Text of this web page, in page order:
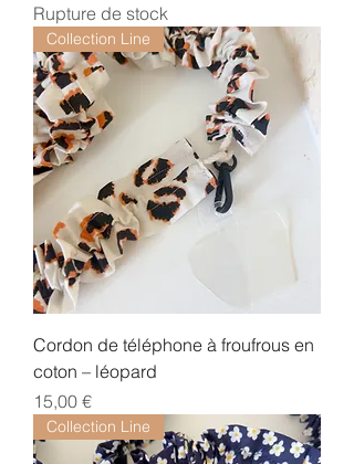
Rupture de stock
Collection Line
Cordon de téléphone à froufrous en
coton – léopard
Prix
15,00 €
Collection Line